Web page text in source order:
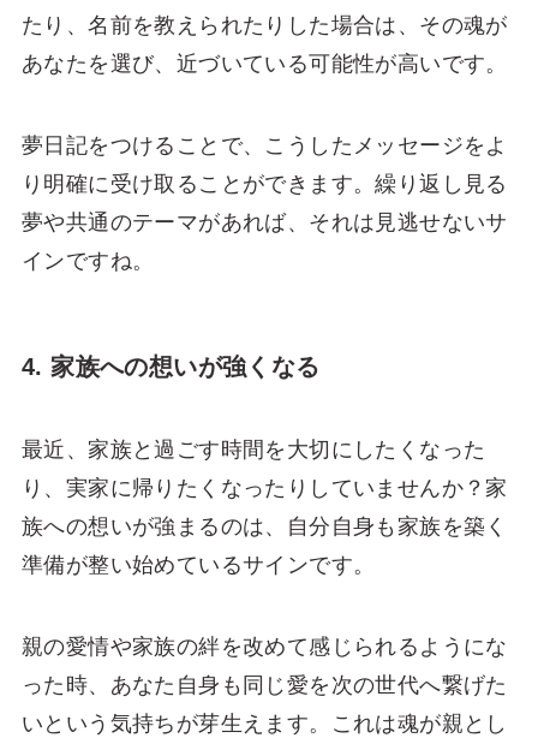
たり、名前を教えられたりした場合は、その魂が
あなたを選び、近づいている可能性が高いです。
夢日記をつけることで、こうしたメッセージをよ
り明確に受け取ることができます。繰り返し見る
夢や共通のテーマがあれば、それは見逃せないサ
インですね。
4. 家族への想いが強くなる
最近、家族と過ごす時間を大切にしたくなった
り、実家に帰りたくなったりしていませんか？家
族への想いが強まるのは、自分自身も家族を築く
準備が整い始めているサインです。
親の愛情や家族の絆を改めて感じられるようにな
った時、あなた自身も同じ愛を次の世代へ繋げた
いという気持ちが芽生えます。これは魂が親とし